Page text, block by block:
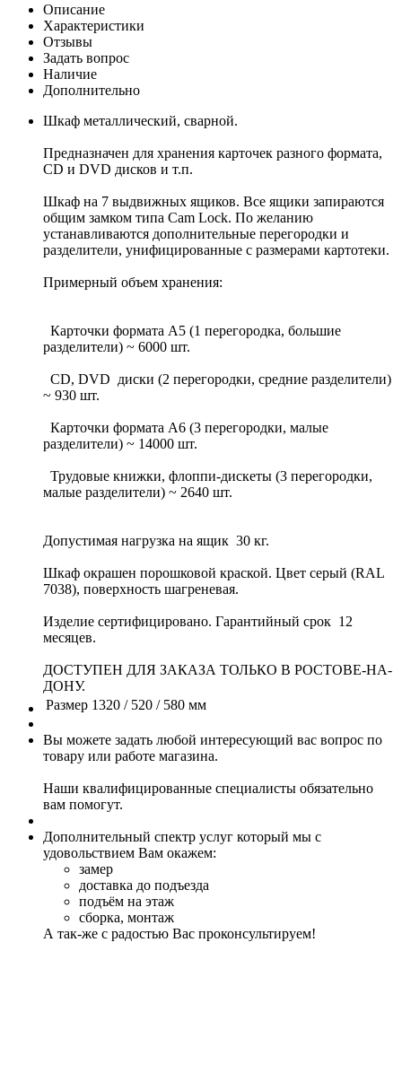
Описание
Характеристики
Отзывы
Задать вопрос
Наличие
Дополнительно
Шкаф металлический, сварной.
Предназначен для хранения карточек разного формата,
CD и DVD дисков и т.п.
Шкаф на 7 выдвижных ящиков. Все ящики запираются
общим замком типа Cam Lock. По желанию
устанавливаются дополнительные перегородки и
разделители, унифицированные с размерами картотеки.
Примерный объем хранения:
Карточки формата А5 (1 перегородка, большие
разделители) ~ 6000 шт.
CD, DVD диски (2 перегородки, средние разделители)
~ 930 шт.
Карточки формата А6 (3 перегородки, малые
разделители) ~ 14000 шт.
Трудовые книжки, флоппи-дискеты (3 перегородки,
малые разделители) ~ 2640 шт.
Допустимая нагрузка на ящик 30 кг.
Шкаф окрашен порошковой краской. Цвет серый (RAL
7038), поверхность шагреневая.
Изделие сертифицировано. Гарантийный срок 12
месяцев.
ДОСТУПЕН ДЛЯ ЗАКАЗА ТОЛЬКО В РОСТОВЕ-НА-
ДОНУ.
Размер 1320 / 520 / 580 мм
Вы можете задать любой интересующий вас вопрос по
товару или работе магазина.
Наши квалифицированные специалисты обязательно
вам помогут.
Дополнительный спектр услуг который мы с
удовольствием Вам окажем:
замер
доставка до подъезда
подъём на этаж
сборка, монтаж
А так-же с радостью Вас проконсультируем!